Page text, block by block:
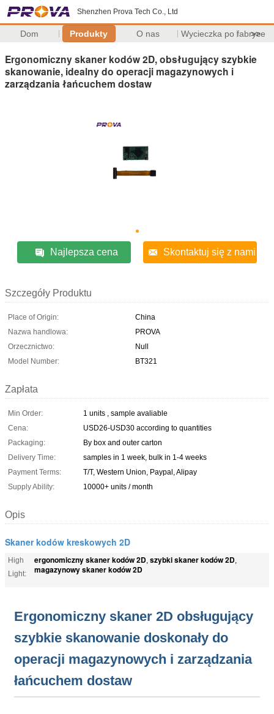
Shenzhen Prova Tech Co., Ltd
Dom Produkty O nas Wycieczka po fabryce
>>
Ergonomiczny skaner kodów 2D, obsługujący szybkie
skanowanie, idealny do operacji magazynowych i
zarządzania łańcuchem dostaw
Najlepsza cena Skontaktuj się z nami
Szczegóły Produktu
Place of Origin:
China
Nazwa handlowa:
PROVA
Orzecznictwo:
Null
Model Number:
BT321
Zapłata
Min Order:
1 units , sample avaliable
Cena:
USD26-USD30 according to quantities
Packaging:
By box and outer carton
Delivery Time:
samples in 1 week, bulk in 1-4 weeks
Payment Terms:
T/T, Western Union, Paypal, Alipay
Supply Ability:
10000+ units / month
Opis
Skaner kodów kreskowych 2D
High
Light:
ergonomiczny skaner kodów 2D, szybki skaner kodów 2D,
magazynowy skaner kodów 2D
Ergonomiczny skaner 2D obsługujący
szybkie skanowanie doskonały do
operacji magazynowych i zarządzania
łańcuchem dostaw